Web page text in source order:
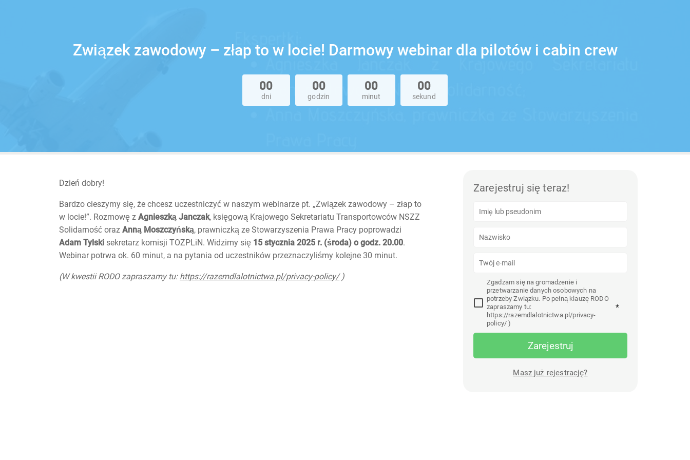
Związek zawodowy – złap to w locie! Darmowy webinar dla pilotów i cabin crew
00
dni
00
godzin
00
minut
00
sekund
Dzień dobry!
Bardzo cieszymy się, że chcesz uczestniczyć w naszym webinarze pt. „Związek zawodowy – złap to
w locie!”. Rozmowę zAgnieszką Janczak, księgową Krajowego Sekretariatu Transportowców NSZZ
Solidarność orazAnną Moszczyńską, prawniczką ze Stowarzyszenia Prawa Pracy poprowadzi
Adam Tylski sekretarz komisji TOZPLiN. Widzimy się 15 stycznia 2025 r. (środa) o godz. 20.00.
Webinar potrwa ok. 60 minut, a na pytania od uczestników przeznaczyliśmy kolejne 30 minut.
(W kwestii RODO zapraszamy tu: https://razemdlalotnictwa.pl/privacy-policy/)
Zarejestruj się teraz!
Zgadzam się na gromadzenie i
przetwarzanie danych osobowych na
potrzeby Związku. Po pełną klauzę RODO
zapraszamy tu:
https://razemdlalotnictwa.pl/privacy-
policy/ )
*
Zarejestruj
Masz już rejestrację?